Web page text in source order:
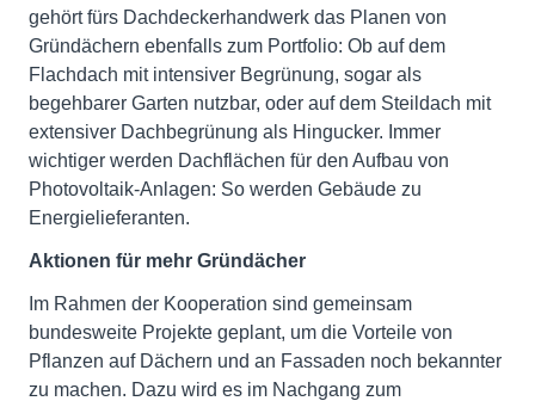
gehört fürs Dachdeckerhandwerk das Planen von
Gründächern ebenfalls zum Portfolio: Ob auf dem
Flachdach mit intensiver Begrünung, sogar als
begehbarer Garten nutzbar, oder auf dem Steildach mit
extensiver Dachbegrünung als Hingucker. Immer
wichtiger werden Dachflächen für den Aufbau von
Photovoltaik-Anlagen: So werden Gebäude zu
Energielieferanten.
Aktionen für mehr Gründächer
Im Rahmen der Kooperation sind gemeinsam
bundesweite Projekte geplant, um die Vorteile von
Pflanzen auf Dächern und an Fassaden noch bekannter
zu machen. Dazu wird es im Nachgang zum